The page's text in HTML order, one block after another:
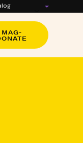
MAG-